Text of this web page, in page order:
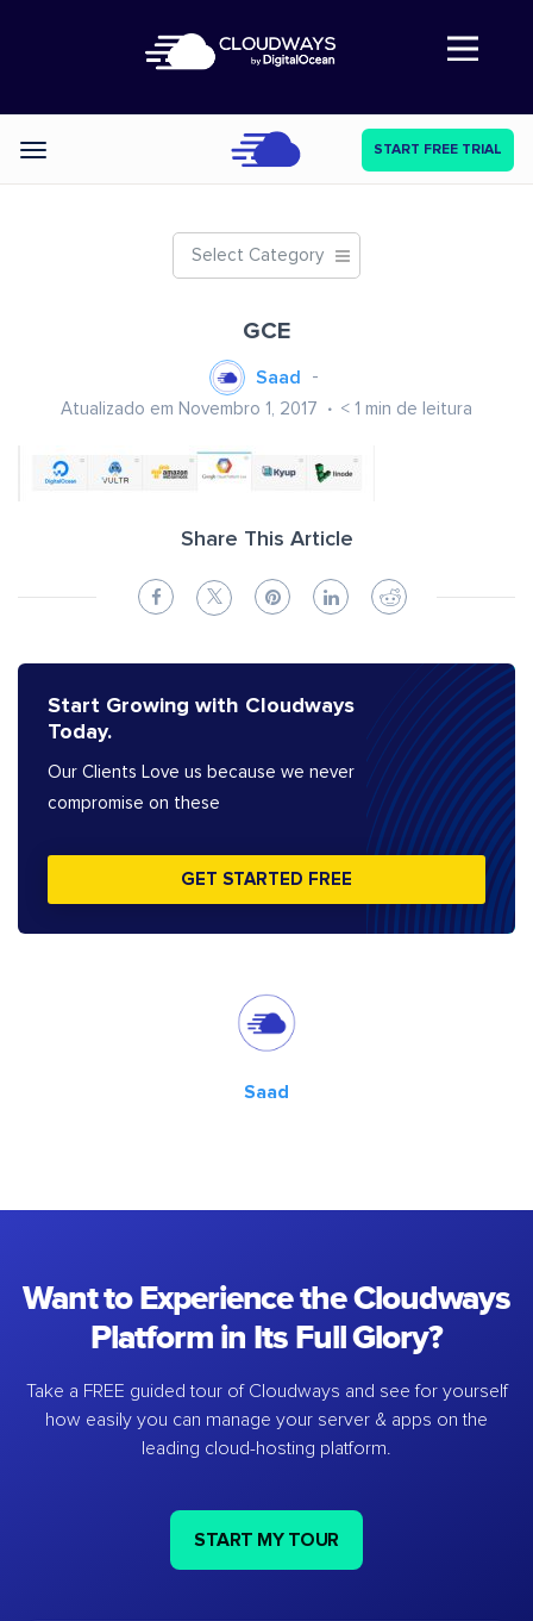
Abre a navegação
Categories START FREE TRIAL
Select Category
GCE
Saad
Atualizado em Novembro 1, 2017 < 1 min de leitura
Share This Article
Start Growing with Cloudways
Today.
Our Clients Love us because we never
compromise on these
GET STARTED FREE
Saad
Want to Experience the Cloudways
Platform in Its Full Glory?
Take a FREE guided tour of Cloudways and see for yourself
how easily you can manage your server & apps on the
leading cloud-hosting platform.
START MY TOUR